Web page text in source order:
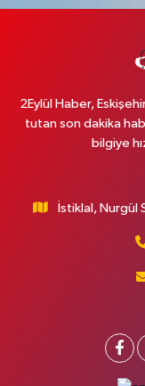
2Eylül Haber,
tutan son dakika
bilgiye
İstiklal, Nurgül